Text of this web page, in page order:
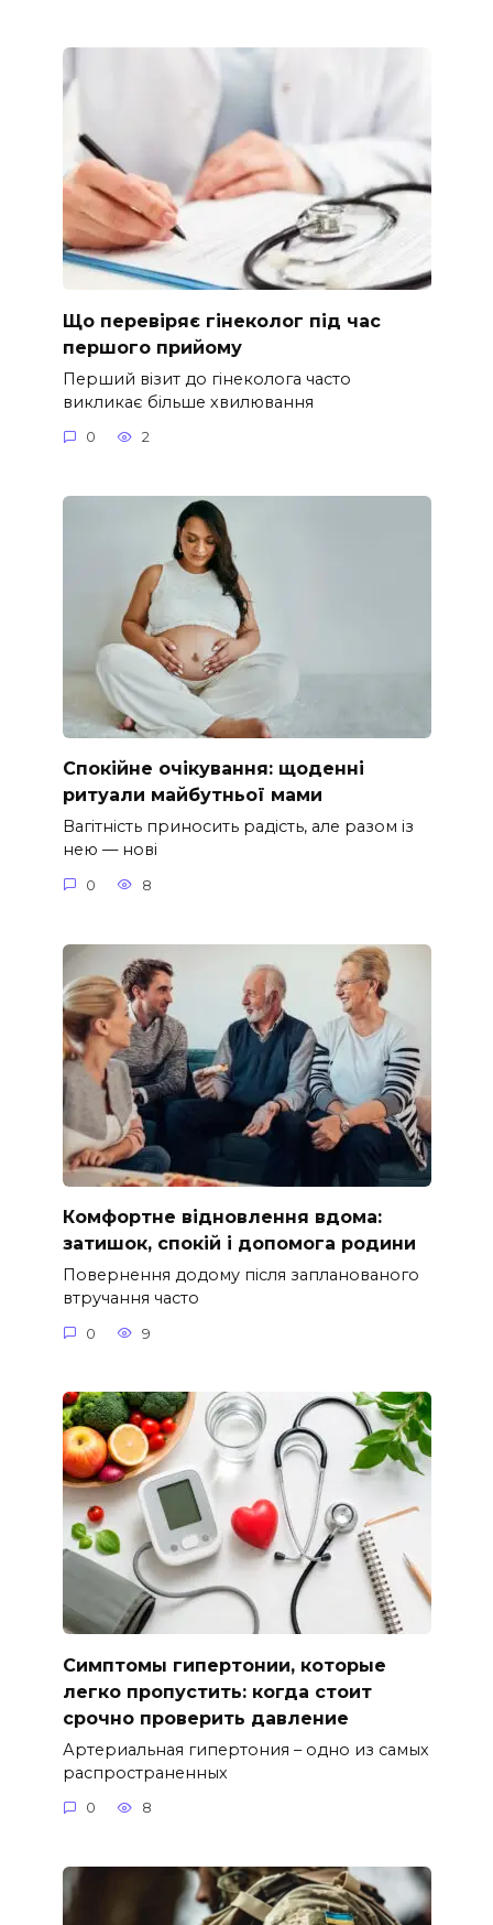
Що перевіряє гінеколог під час
першого прийому
Перший візит до гінеколога часто
викликає більше хвилювання
0 2
Спокійне очікування: щоденні
ритуали майбутньої мами
Вагітність приносить радість, але разом із
нею — нові
0 8
Комфортне відновлення вдома:
затишок, спокій і допомога родини
Повернення додому після запланованого
втручання часто
0 9
Симптомы гипертонии, которые
легко пропустить: когда стоит
срочно проверить давление
Артериальная гипертония – одно из самых
распространенных
0 8